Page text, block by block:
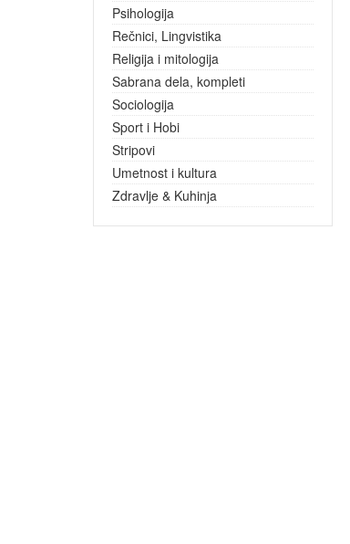
Psihologija
Rečnici, Lingvistika
Religija i mitologija
Sabrana dela, kompleti
Sociologija
Sport i Hobi
Stripovi
Umetnost i kultura
Zdravlje & Kuhinja